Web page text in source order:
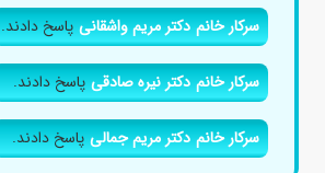
سرکار خانم دکتر مریم واشقانیپاسخ دادند.
سرکار خانم دکتر نیره صادقیپاسخ دادند.
سرکار خانم دکتر مریم جمالیپاسخ دادند.